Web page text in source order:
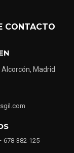
CONTACTO
Madrid
678-382-125